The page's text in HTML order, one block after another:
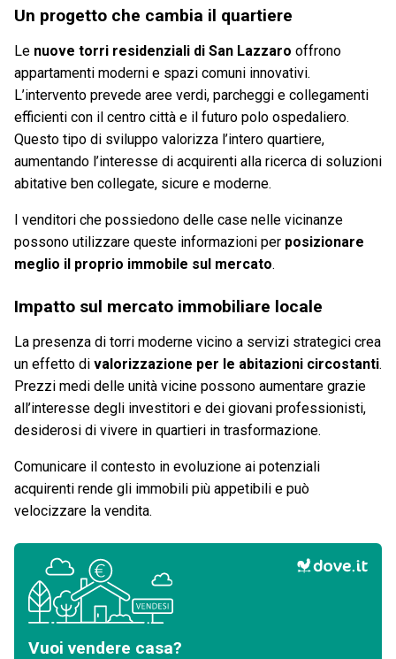
Un progetto che cambia il quartiere
Le nuove torri residenziali di San Lazzaro offrono
appartamenti moderni e spazi comuni innovativi.
L’intervento prevede aree verdi, parcheggi e collegamenti
efficienti con il centro città e il futuro polo ospedaliero.
Questo tipo di sviluppo valorizza l’intero quartiere,
aumentando l’interesse di acquirenti alla ricerca di soluzioni
abitative ben collegate, sicure e moderne.
I venditori che possiedono delle case nelle vicinanze
possono utilizzare queste informazioni per posizionare
meglio il proprio immobile sul mercato.
Impatto sul mercato immobiliare locale
La presenza di torri moderne vicino a servizi strategici crea
un effetto di valorizzazione per le abitazioni circostanti.
Prezzi medi delle unità vicine possono aumentare grazie
all’interesse degli investitori e dei giovani professionisti,
desiderosi di vivere in quartieri in trasformazione.
Comunicare il contesto in evoluzione ai potenziali
acquirenti rende gli immobili più appetibili e può
velocizzare la vendita.
Vuoi vendere casa?